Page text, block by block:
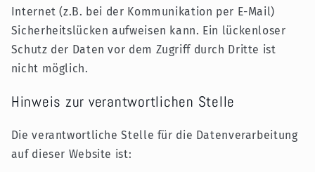
Internet (z.B. bei der Kommunikation per E-Mail)
Sicherheitslücken aufweisen kann. Ein lückenloser
Schutz der Daten vor dem Zugriff durch Dritte ist
nicht möglich.
Hinweis zur verantwortlichen Stelle
Die verantwortliche Stelle für die Datenverarbeitung
auf dieser Website ist: